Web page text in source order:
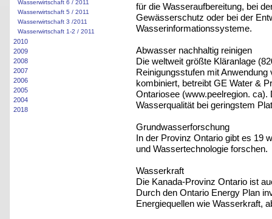
Wasserwirtschaft 6 / 2011
Wasserwirtschaft 5 / 2011
Wasserwirtschaft 3 /2011
Wasserwirtschaft 1-2 / 2011
2010
2009
2008
2007
2006
2005
2004
2018
für die Wasseraufbereitung, bei
Gewässerschutz oder bei der
Wasserinformationssysteme.
Abwasser nachhaltig reinigen
Die weltweit größte Kläranlage
Reinigungsstufen mit
kombiniert, betreibt GE Water &
Ontariosee (www.peelregion.
Wasserqualität bei geringstem
Grundwasserforschung
In der Provinz Ontario gibt es 19
und Wassertechnologie forschen.
Wasserkraft
Die Kanada-Provinz Ontario ist
Durch den Ontario Energy Plan
Energiequellen wie Wasserkraft,